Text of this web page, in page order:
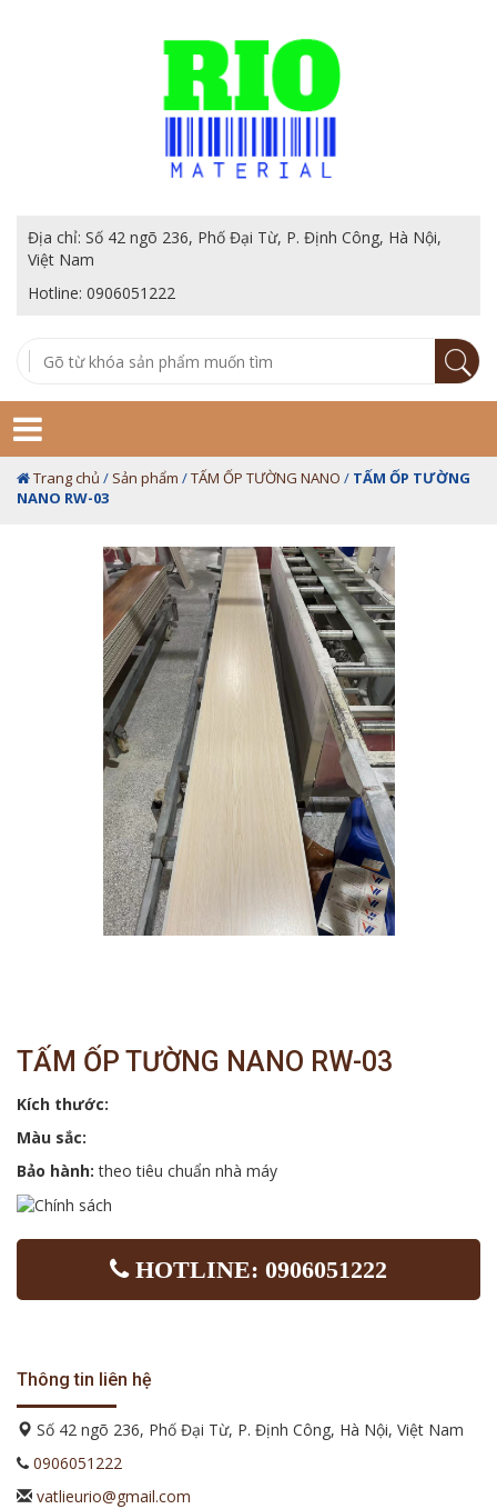
Địa chỉ: Số 42 ngõ 236, Phố Đại Từ, P. Định Công, Hà Nội,
Việt Nam
Hotline: 0906051222
Trang chủ / Sản phẩm /TẤM ỐP TƯỜNG NANO / TẤM ỐP TƯỜNG
NANO RW-03
TẤM ỐP TƯỜNG NANO RW-03
Kích thước:
Màu sắc:
Bảo hành:theo tiêu chuẩn nhà máy
HOTLINE: 0906051222
Thông tin liên hệ
Số 42 ngõ 236, Phố Đại Từ, P. Định Công, Hà Nội, Việt Nam
0906051222
vatlieurio@gmail.com